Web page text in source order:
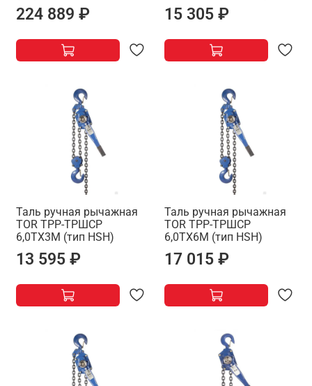
224 889 ₽ 15 305 ₽
Таль ручная рычажная
TOR ТРР-ТРШСР
6,0ТХ3М (тип HSH)
13 595 ₽
Таль ручная рычажная
TOR ТРР-ТРШСР
6,0ТХ6М (тип HSH)
17 015 ₽